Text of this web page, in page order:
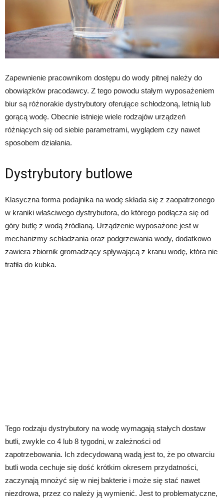
Zapewnienie pracownikom dostępu do wody pitnej należy do
obowiązków pracodawcy. Z tego powodu stałym wyposażeniem
biur są różnorakie dystrybutory oferujące schłodzoną, letnią lub
gorącą wodę. Obecnie istnieje wiele rodzajów urządzeń
różniących się od siebie parametrami, wyglądem czy nawet
sposobem działania.
Dystrybutory butlowe
Klasyczna forma podajnika na wodę składa się z zaopatrzonego
w kraniki właściwego dystrybutora, do którego podłącza się od
góry butlę z wodą źródlaną. Urządzenie wyposażone jest w
mechanizmy schładzania oraz podgrzewania wody, dodatkowo
zawiera zbiornik gromadzący spływającą z kranu wodę, która nie
trafiła do kubka.
Tego rodzaju dystrybutory na wodę wymagają stałych dostaw
butli, zwykle co 4 lub 8 tygodni, w zależności od
zapotrzebowania. Ich zdecydowaną wadą jest to, że po otwarciu
butli woda cechuje się dość krótkim okresem przydatności,
zaczynają mnożyć się w niej bakterie i może się stać nawet
niezdrowa, przez co należy ją wymienić. Jest to problematyczne,